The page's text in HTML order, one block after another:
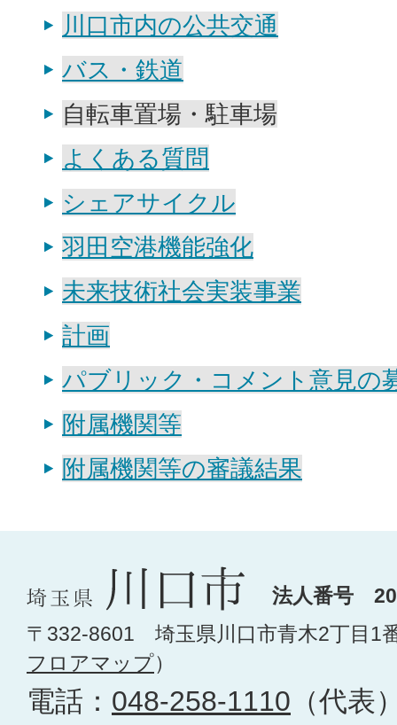
川口市内の公共交通
バス・鉄道
自転車置場・駐車場
よくある質問
シェアサイクル
羽田空港機能強化
未来技術社会実装事業
計画
パブリック・コメント意見の
附属機関等
附属機関等の審議結果
法人番号
〒332-8601 埼玉県川口市青木2丁目1
フロアマップ）
電話： 048-258-1110 （代表